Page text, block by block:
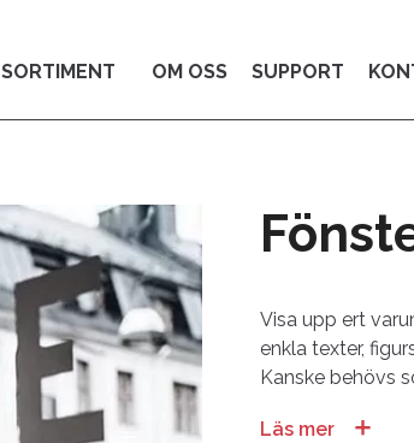
SORTIMENT OM OSS SUPPORT
Visa upp ert
enkla texter,
Kanske behövs
Läs mer ＋